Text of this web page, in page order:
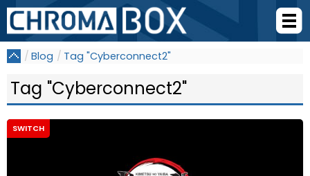
Blog Tag "Cyberconnect2"
Tag "Cyberconnect2"
SWITCH